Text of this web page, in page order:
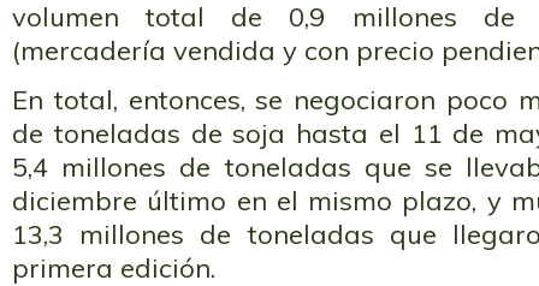
volumen total de 0,9 millones de
(mercadería vendida y con precio
En total, entonces, se negociaron poco
de toneladas de soja hasta el 11 de
5,4 millones de toneladas que se
diciembre último en el mismo plazo, y
13,3 millones de toneladas que
primera edición.